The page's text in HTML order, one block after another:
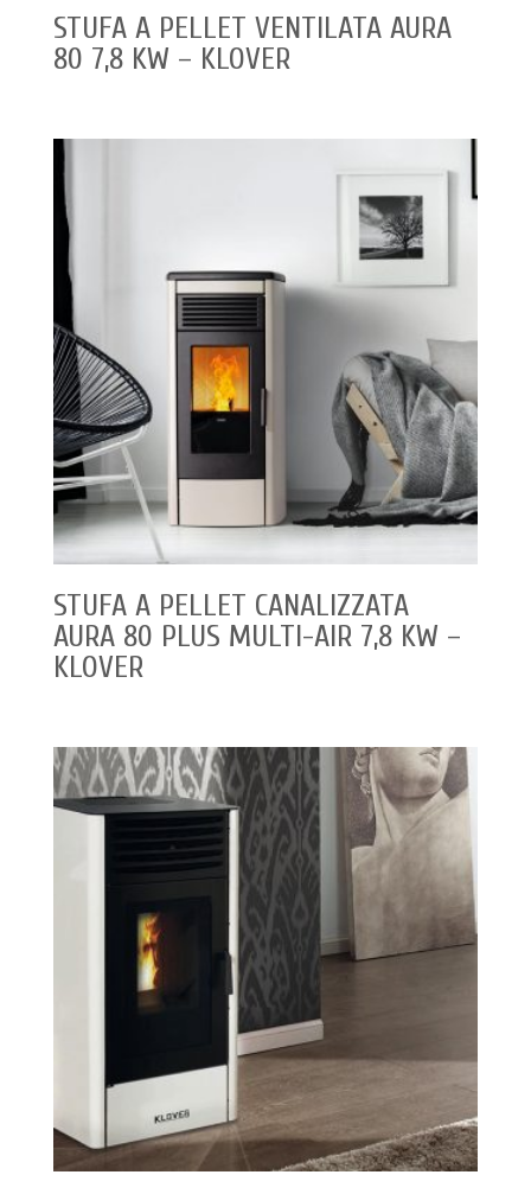
STUFA A PELLET VENTILATA AURA
80 7,8 KW – KLOVER
STUFA A PELLET CANALIZZATA
AURA 80 PLUS MULTI-AIR 7,8 KW –
KLOVER